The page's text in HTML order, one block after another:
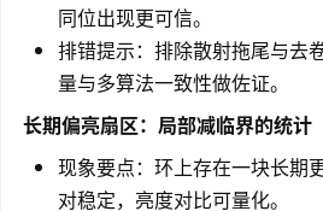
同位出现更可信。
排错提示：排除散射拖尾与去
量与多算法一致性做佐证。
长期偏亮扇区：局部减临界的统
现象要点：环上存在一块长期
对稳定，亮度对比可量化。